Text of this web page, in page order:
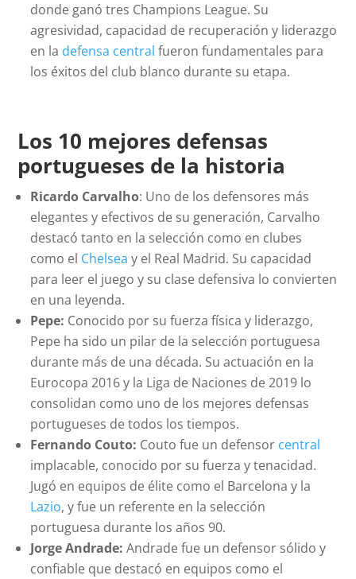
donde ganó tres Champions League. Su
agresividad, capacidad de recuperación y liderazgo
en la defensa central fueron fundamentales para
los éxitos del club blanco durante su etapa.
Los 10 mejores defensas
portugueses de la historia
Ricardo Carvalho: Uno de los defensores más
elegantes y efectivos de su generación, Carvalho
destacó tanto en la selección como en clubes
como el Chelsea y el Real Madrid. Su capacidad
para leer el juego y su clase defensiva lo convierten
en una leyenda.
Pepe: Conocido por su fuerza física y liderazgo,
Pepe ha sido un pilar de la selección portuguesa
durante más de una década. Su actuación en la
Eurocopa 2016 y la Liga de Naciones de 2019 lo
consolidan como uno de los mejores defensas
portugueses de todos los tiempos.
Fernando Couto: Couto fue un defensor central
implacable, conocido por su fuerza y tenacidad.
Jugó en equipos de élite como el Barcelona y la
Lazio, y fue un referente en la selección
portuguesa durante los años 90.
Jorge Andrade: Andrade fue un defensor sólido y
confiable que destacó en equipos como el